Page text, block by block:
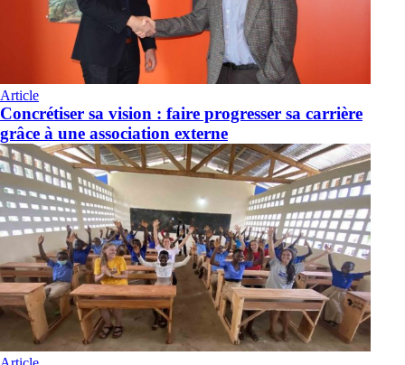
Article
Concrétiser sa vision : faire progresser sa carrière
grâce à une association externe